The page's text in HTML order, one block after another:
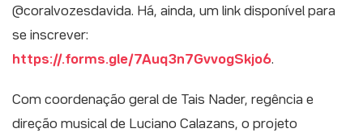
@coralvozesdavida. Há, ainda, um link disponível para
se inscrever:
https://.forms.gle/7Auq3n7GvvogSkjo6.
Com coordenação geral de Tais Nader, regência e
direção musical de Luciano Calazans, o projeto